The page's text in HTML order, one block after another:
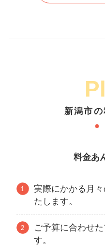
新潟市
料金あ
実際にかかる月
たします。
ご予算に合わせ
す。